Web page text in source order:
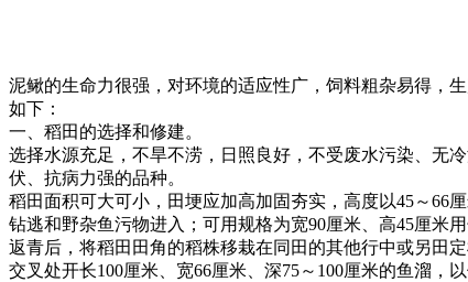
泥鳅的生命力很强，对环境的适应性广，饲料粗杂易得，
如下：
一、稻田的选择和修建。
选择水源充足，不旱不涝，日照良好，不受废水污染、无
伏、抗病力强的品种。
稻田面积可大可小，田埂应加高加固夯实，高度以45～66
钻逃和野杂鱼污物进入；可用规格为宽90厘米、高45厘米
返青后，将稻田田角的稻株移栽在同田的其他行中或另田
交叉处开长100厘米、宽66厘米、深75～ 100厘米的鱼溜，